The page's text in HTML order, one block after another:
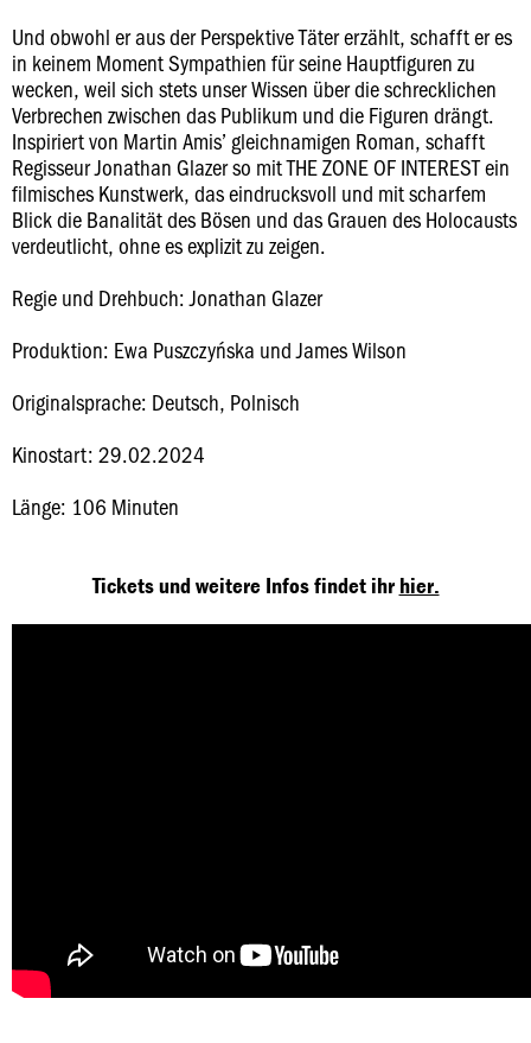
Und obwohl er aus der Perspektive Täter erzählt, schafft er es
in keinem Moment Sympathien für seine Hauptfiguren zu
wecken, weil sich stets unser Wissen über die schrecklichen
Verbrechen zwischen das Publikum und die Figuren drängt.
Inspiriert von Martin Amis’ gleichnamigen Roman, schafft
Regisseur Jonathan Glazer so mit THE ZONE OF INTEREST ein
filmisches Kunstwerk, das eindrucksvoll und mit scharfem
Blick die Banalität des Bösen und das Grauen des Holocausts
verdeutlicht, ohne es explizit zu zeigen.
Regie und Drehbuch: Jonathan Glazer
Produktion: Ewa Puszczyńska und James Wilson
Originalsprache: Deutsch, Polnisch
Kinostart: 29.02.2024
Länge: 106 Minuten
Tickets und weitere Infos findet ihr hier.